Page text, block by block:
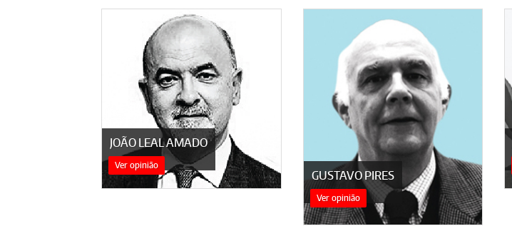
JOÃO LEAL AMADO
Ver opinião
GUSTAVO PIRES
Ver opinião